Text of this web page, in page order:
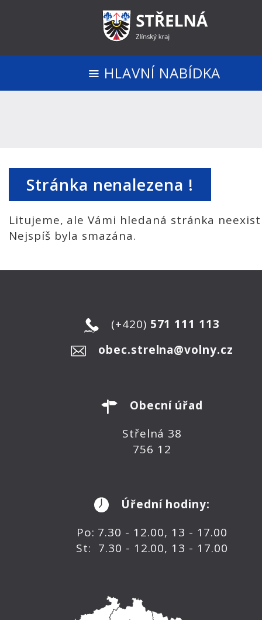
HLAVNÍ NABÍDKA
Stránka nenalezena !
Litujeme, ale Vámi hledaná stránka
Nejspíš byla smazána.
(+420) 571 111 113
obec.strelna@volny.cz
Obecní úřad
Střelná 38
756 12
Úřední hodiny:
Po: 7.30 - 12.00, 13 - 17.00
St: 7.30 - 12.00, 13 - 17.00